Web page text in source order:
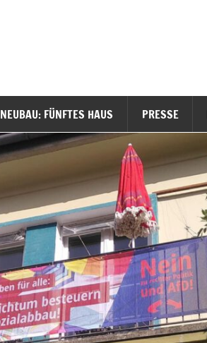
NEUBAU: FÜNFTES HAUS PRESSE